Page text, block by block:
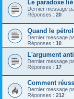
Le paradoxe
Dernier message
Réponses : 20
Quand le
Dernier message
Réponses : 10
L'argument
Dernier message
Réponses : 17
Comment
Dernier message
Réponses : 212